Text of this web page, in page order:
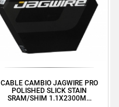
CABLE CAMBIO JAGWIRE PRO
POLISHED SLICK STAIN
SRAM/SHIM 1.1X2300M...